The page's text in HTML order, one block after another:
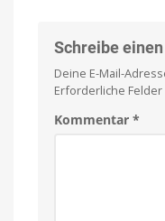
Schreibe
Deine E-Mail-
Erforderliche
Kommentar *